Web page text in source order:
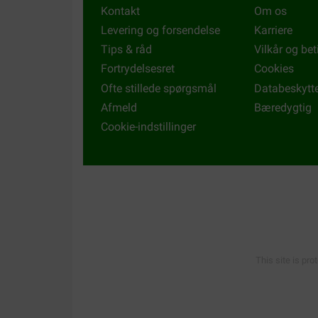
Kontakt
Levering og forsendelse
Tips & råd
Fortrydelsesret
Ofte stillede spørgsmål
Afmeld
Cookie-indstillinger
Om os
Karriere
Vilkår og
Cookies
Bæredygtig